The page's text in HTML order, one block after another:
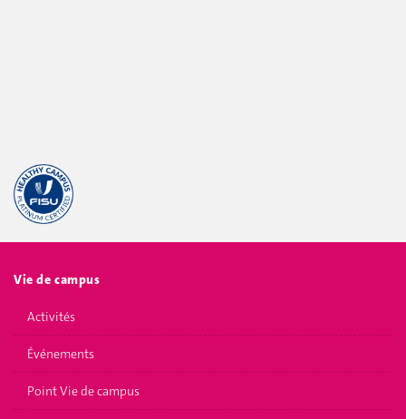
Vie de campus
Activités
Événements
Point Vie de campus